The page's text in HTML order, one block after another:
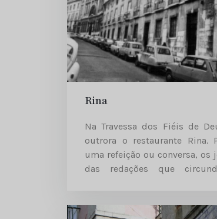
Rina
Na Travessa dos Fiéis de
outrora o restaurante Rina.
uma refeição ou conversa, os
das redações que
e Fialho Gouveia são